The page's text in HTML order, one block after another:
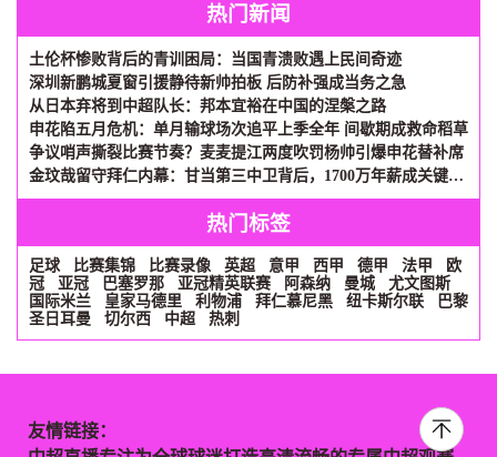
热门新闻
土伦杯惨败背后的青训困局：当国青溃败遇上民间奇迹
深圳新鹏城夏窗引援静待新帅拍板 后防补强成当务之急
从日本弃将到中超队长：邦本宜裕在中国的涅槃之路
申花陷五月危机：单月输球场次追平上季全年 间歇期成救命稻草
争议哨声撕裂比赛节奏？麦麦提江两度吹罚杨帅引爆申花替补席
金玟哉留守拜仁内幕：甘当第三中卫背后，1700万年薪成关键砝码
热门标签
足球 比赛集锦 比赛录像 英超 意甲 西甲 德甲 法甲
欧
冠
亚冠 巴塞罗那 亚冠精英联赛 阿森纳 曼城
尤文图斯
国际米兰
皇家马德里 利物浦 拜仁慕尼黑 纽卡斯尔联
巴黎
圣日耳曼
切尔西 中超 热刺
友情链接：